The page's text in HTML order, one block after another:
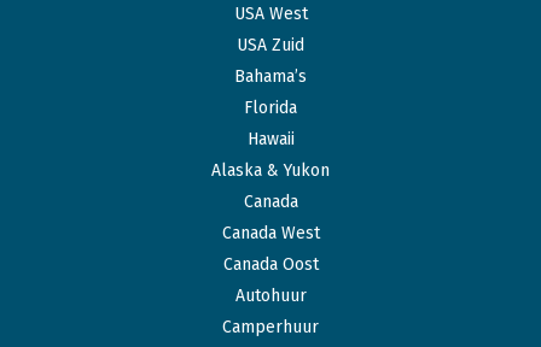
USA West
USA Zuid
Bahama’s
Florida
Hawaii
Alaska & Yukon
Canada
Canada West
Canada Oost
Autohuur
Camperhuur